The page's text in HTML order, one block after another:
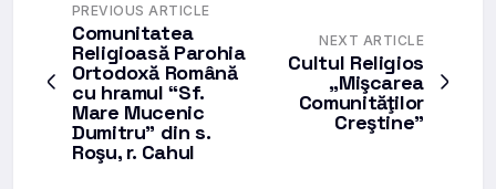
PREVIOUS ARTICLE
Comunitatea
Religioasă Parohia
Ortodoxă Română
cu hramul “Sf.
Mare Mucenic
Dumitru” din s.
Roşu, r. Cahul
NEXT ARTICLE
Cultul Religios
„Mişcarea
Comunităţilor
Creştine”